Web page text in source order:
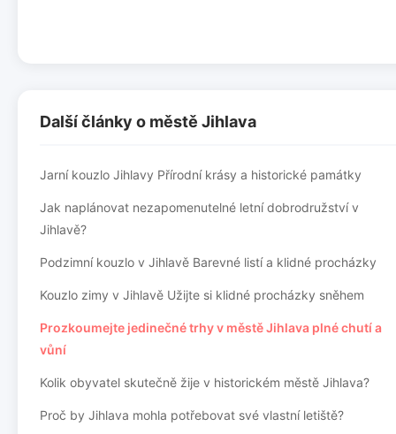
Další články o městě Jihlava
Jarní kouzlo Jihlavy Přírodní krásy a historické památky
Jak naplánovat nezapomenutelné letní dobrodružství v
Jihlavě?
Podzimní kouzlo v Jihlavě Barevné listí a klidné procházky
Kouzlo zimy v Jihlavě Užijte si klidné procházky sněhem
Prozkoumejte jedinečné trhy v městě Jihlava plné chutí a
vůní
Kolik obyvatel skutečně žije v historickém městě Jihlava?
Proč by Jihlava mohla potřebovat své vlastní letiště?